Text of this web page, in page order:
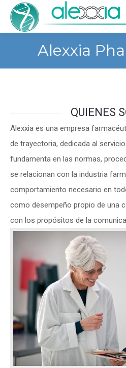
Alexxia Estás
QUIENES
Alexxia es una empresa
de trayectoria, dedicada al
fundamenta en las normas,
se relacionan con la industria
comportamiento necesario en
como desempeño propio de una
con los propósitos de la